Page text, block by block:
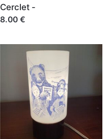
Cerclet -
8.00 €